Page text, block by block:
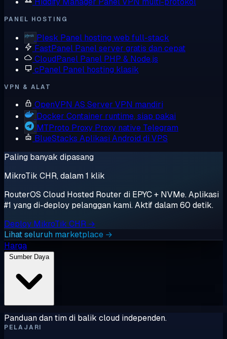
PANEL HOSTING
Plesk Panel hosting web full-stack
FastPanel Panel server gratis dan cepat
CloudPanel Panel PHP & Node.js
cPanel Panel hosting klasik
VPN & ALAT
OpenVPN AS Server VPN mandiri
Docker Container runtime, siap pakai
MTProto Proxy Proxy native Telegram
BlueStacks Aplikasi Android di VPS
Paling banyak dipasang
MikroTik CHR, dalam 1 klik
RouterOS Cloud Hosted Router di EPYC + NVMe. Aplikasi
#1 yang di-deploy pelanggan kami. Aktif dalam 60 detik.
Deploy MikroTik CHR →
Lihat seluruh marketplace →
Harga
Sumber Daya
Panduan dan tim di balik cloud independen.
PELAJARI